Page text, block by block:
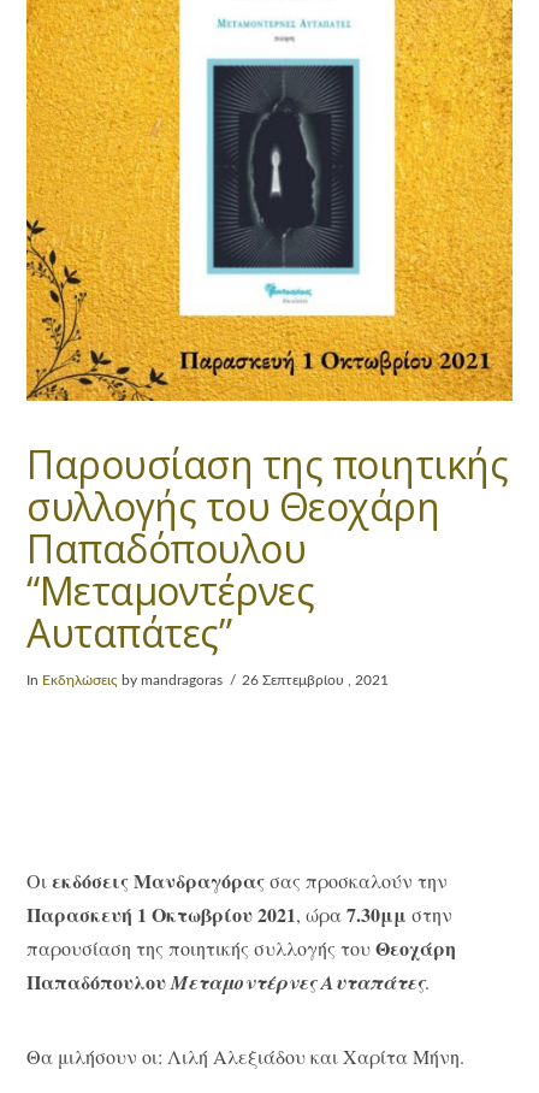
Παρουσίαση της ποιητικής
συλλογής του Θεοχάρη
Παπαδόπουλου
“Μεταμοντέρνες
Αυταπάτες”
In Εκδηλώσεις by mandragoras 26 Σεπτεμβρίου , 2021
Οιεκδόσεις Μανδραγόραςσας προσκαλούν την
Παρασκευή 1 Οκτωβρίου 2021, ώρα7.30μμ στην
παρουσίαση της ποιητικής συλλογής τουΘεοχάρη
Παπαδόπουλου Μεταμοντέρνες Αυταπάτες.
Θα μιλήσουν οι: Λιλή Αλεξιάδου και Χαρίτα Μήνη.